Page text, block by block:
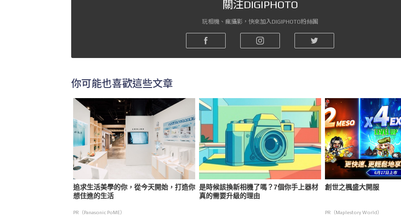
關注DIGIPHOTO
玩相機、瘋攝影，快來加入DIGIPHOTO粉絲團
你可能也喜歡這些文章
追求生活美學的你，從今天開始，打造你
想住進的生活
PR（Panasonic PoME）
是時候該換新相機了嗎？7個你手上器材
真的需要升級的理由
創世之楓盛大開服
PR（Maplestory World）